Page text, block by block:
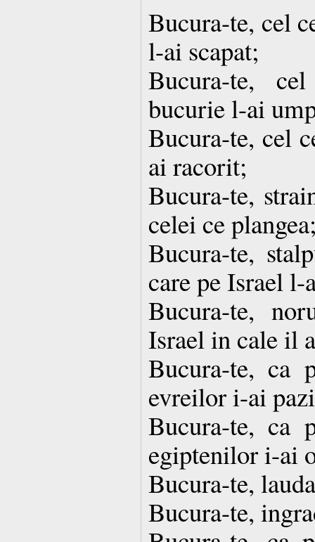
Bucura-te, cel
l-ai scapat;
Bucura-te,
bucurie l-ai
Bucura-te, cel
ai racorit;
Bucura-te,
celei ce
Bucura-te,
care pe Israel l-
Bucura-te,
Israel in cale il
Bucura-te, ca
evreilor i-ai
Bucura-te, ca
egiptenilor i-ai
Bucura-te,
Bucura-te,